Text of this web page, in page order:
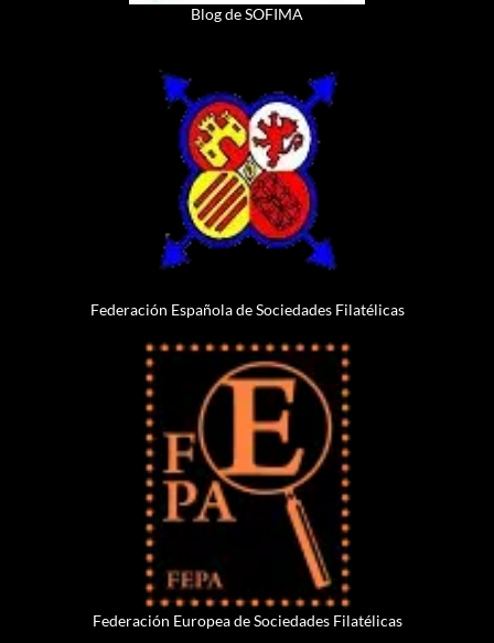
Blog de SOFIMA
Federación Española de Sociedades Filatélicas
Federación Europea de Sociedades Filatélicas